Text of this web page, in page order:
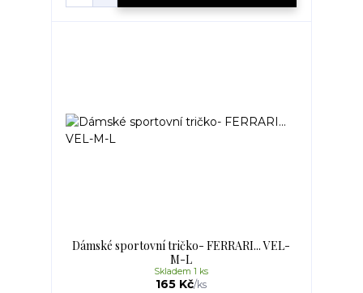
Dámské sportovní tričko- FERRARI... VEL-
M-L
165 Kč/ks
Skladem 1 ks